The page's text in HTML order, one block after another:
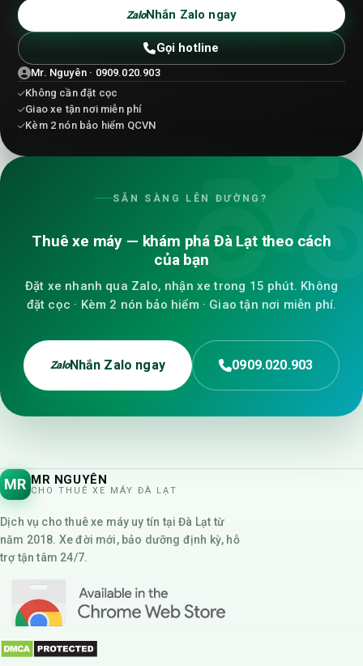
ZaloNhắn Zalo ngay
Gọi hotline
Mr. Nguyên · 0909.020.903
Không cần đặt cọc
Giao xe tận nơi miễn phí
Kèm 2 nón bảo hiểm QCVN
SẴN SÀNG LÊN ĐƯỜNG?
Thuê xe máy — khám phá Đà Lạt theo cách
của bạn
Đặt xe nhanh qua Zalo, nhận xe trong 15 phút. Không
đặt cọc · Kèm 2 nón bảo hiểm · Giao tận nơi miễn phí.
ZaloNhắn Zalo ngay 0909.020.903
MR MR NGUYÊN
CHO THUÊ XE MÁY ĐÀ LẠT
Dịch vụ cho thuê xe máy uy tín tại Đà Lạt từ
năm 2018. Xe đời mới, bảo dưỡng định kỳ, hỗ
trợ tận tâm 24/7.